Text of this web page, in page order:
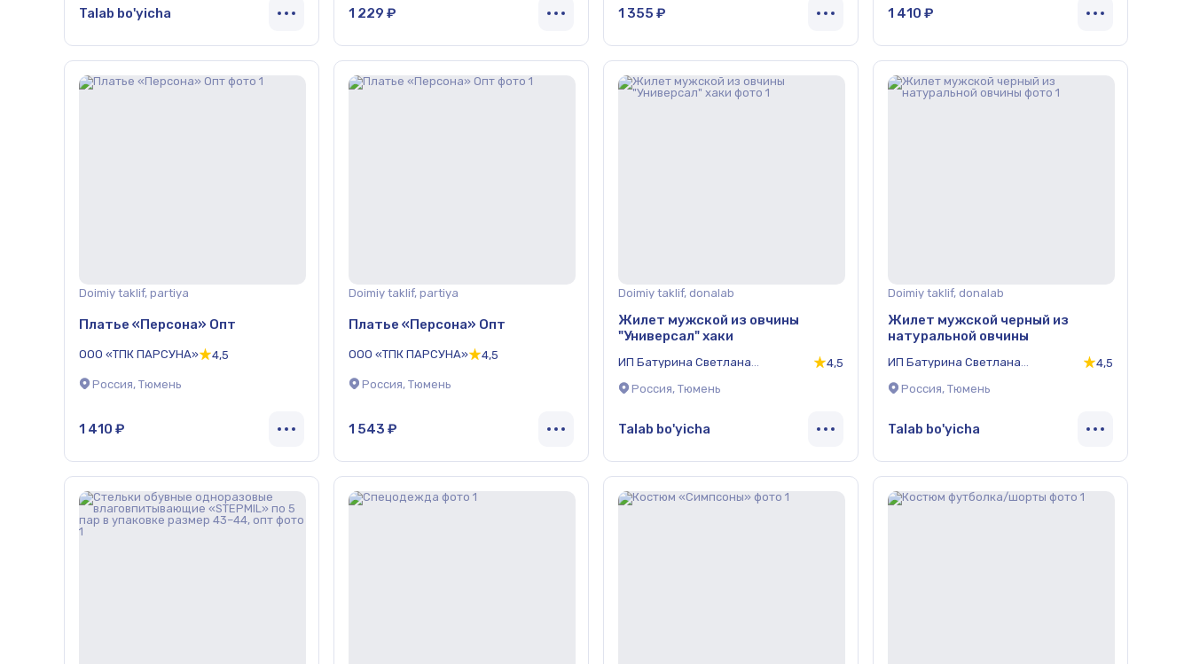
Talab bo'yicha 1 229 ₽ 1 355 ₽ 1 410 ₽
Doimiy taklif, partiya
Платье «Персона» Опт
ООО «ТПК ПАРСУНА» 4,5
Россия, Тюмень
1 410 ₽
Doimiy taklif, partiya
Платье «Персона» Опт
ООО «ТПК ПАРСУНА» 4,5
Россия, Тюмень
1 543 ₽
Doimiy taklif, donalab
Жилет мужской из овчины
"Универсал" хаки
ИП Батурина Светлана
4,5
Россия, Тюмень
Talab bo'yicha
Doimiy taklif, donalab
Жилет мужской черный из
натуральной овчины
ИП Батурина Светлана
4,5
Россия, Тюмень
Talab bo'yicha